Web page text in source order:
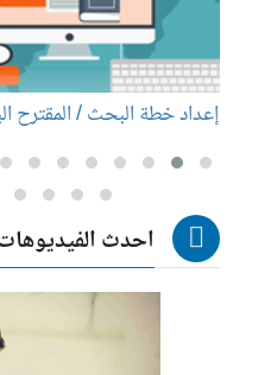
إعداد خطة البحث / المقترح
احدث